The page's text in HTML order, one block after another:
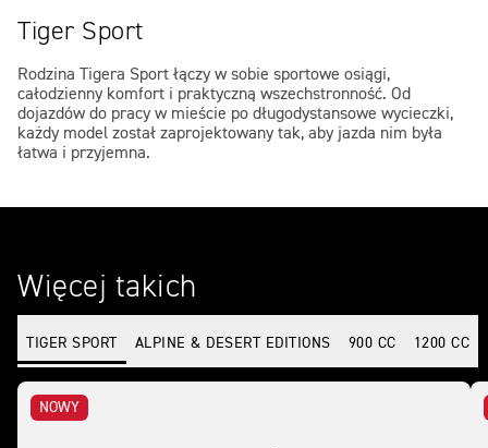
Tiger Sport
Rodzina Tigera Sport łączy w sobie sportowe osiągi,
całodzienny komfort i praktyczną wszechstronność. Od
dojazdów do pracy w mieście po długodystansowe wycieczki,
każdy model został zaprojektowany tak, aby jazda nim była
łatwa i przyjemna.
Więcej takich
TIGER SPORT ALPINE & DESERT EDITIONS 900 CC 1200 CC
NOWY